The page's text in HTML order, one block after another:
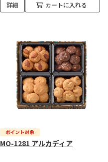
詳細 カートに入れる
MO-1281 アルカディア